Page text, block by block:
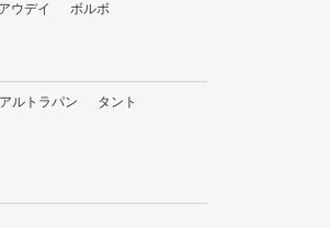
アウデイ ボルボ
アルトラパン
タント